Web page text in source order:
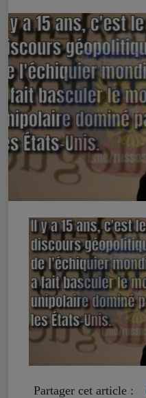
Partager cet article :